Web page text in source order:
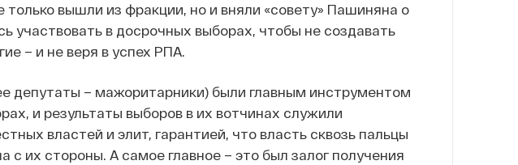
вышли из фракции, но и вняли «совету» Пашиняна о
участвовать в досрочных выборах, чтобы не создавать
– и не веря в успех РПА.
депутаты – мажоритарники) были главным инструментом
и результаты выборов в их вотчинах служили
властей и элит, гарантией, что власть сквозь пальцы
их стороны. А самое главное – это был залог получения